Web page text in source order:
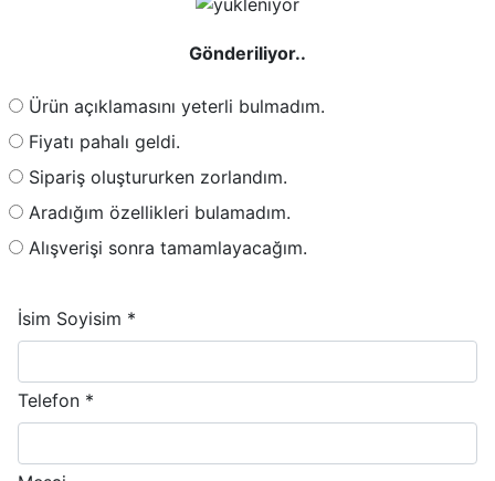
Gönderiliyor..
Ürün açıklamasını yeterli bulmadım.
Fiyatı pahalı geldi.
Sipariş oluştururken zorlandım.
Aradığım özellikleri bulamadım.
Alışverişi sonra tamamlayacağım.
İsim Soyisim *
Telefon *